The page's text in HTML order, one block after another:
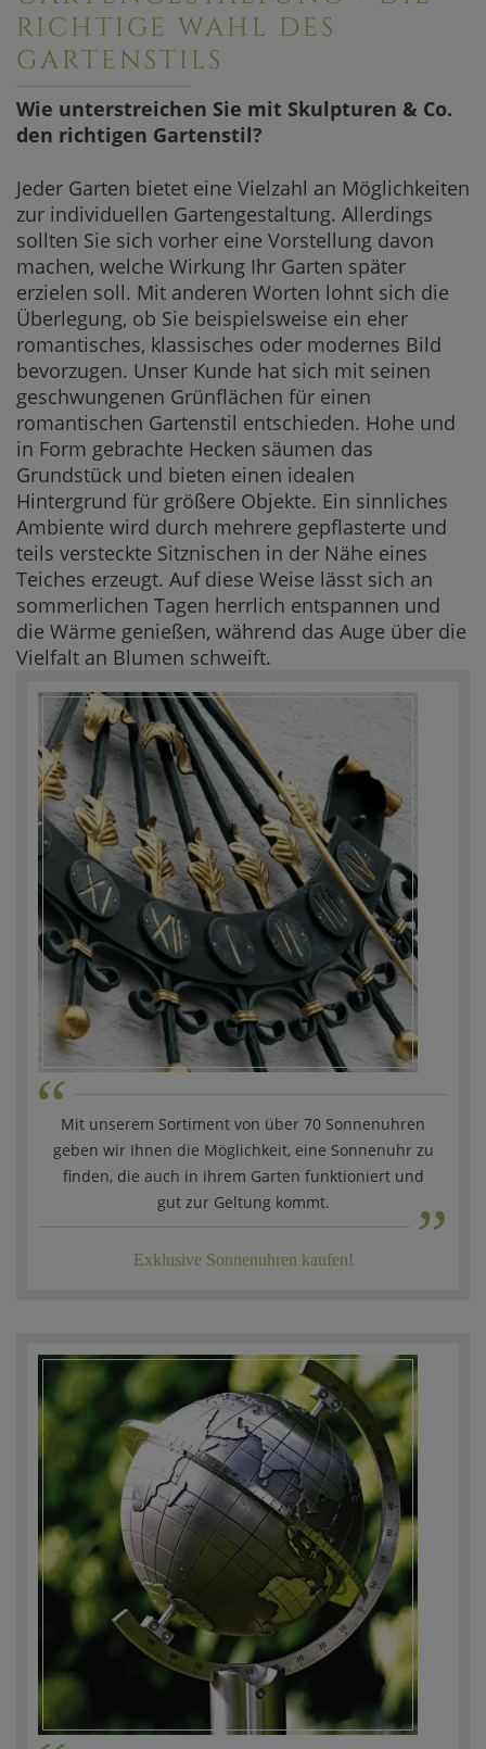
RICHTIGE WAHL DES
GARTENSTILS
Wie unterstreichen Sie mit Skulpturen & Co.
den richtigen Gartenstil?
Jeder Garten bietet eine Vielzahl an Möglichkeiten
zur individuellen Gartengestaltung. Allerdings
sollten Sie sich vorher eine Vorstellung davon
machen, welche Wirkung Ihr Garten später
erzielen soll. Mit anderen Worten lohnt sich die
Überlegung, ob Sie beispielsweise ein eher
romantisches, klassisches oder modernes Bild
bevorzugen. Unser Kunde hat sich mit seinen
geschwungenen Grünflächen für einen
romantischen Gartenstil entschieden. Hohe und
in Form gebrachte Hecken säumen das
Grundstück und bieten einen idealen
Hintergrund für größere Objekte. Ein sinnliches
Ambiente wird durch mehrere gepflasterte und
teils versteckte Sitznischen in der Nähe eines
Teiches erzeugt. Auf diese Weise lässt sich an
sommerlichen Tagen herrlich entspannen und
die Wärme genießen, während das Auge über die
Vielfalt an Blumen schweift.
“Mit unserem Sortiment von über 70 Sonnenuhren
geben wir Ihnen die Möglichkeit, eine Sonnenuhr zu
finden, die auch in ihrem Garten funktioniert und
gut zur Geltung kommt.
„
Exklusive Sonnenuhren kaufen!